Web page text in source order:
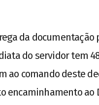
da
do servidor tem
ao comando deste
encaminhamento ao